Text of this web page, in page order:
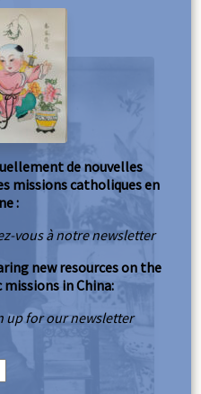
de nouvelles
missions catholiques en
:
vous à notre newsletter
new resources on the
in China:
up for our newsletter